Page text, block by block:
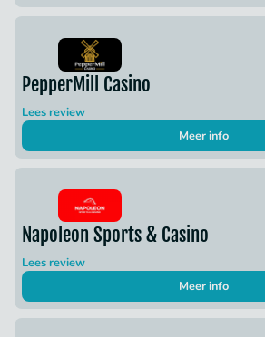
PepperMill Casino
Lees review
Meer info
Napoleon Sports & Casino
Lees review
Meer info